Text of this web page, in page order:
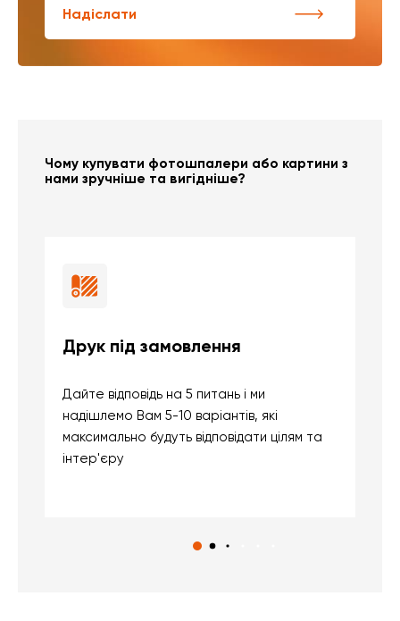
Надіслати
Чому купувати фотошпалери або картини з
нами зручніше та вигідніше?
Друк під замовлення
Дайте відповідь на 5 питань і ми
надішлемо Вам 5-10 варіантів, які
максимально будуть відповідати цілям та
інтер'єру